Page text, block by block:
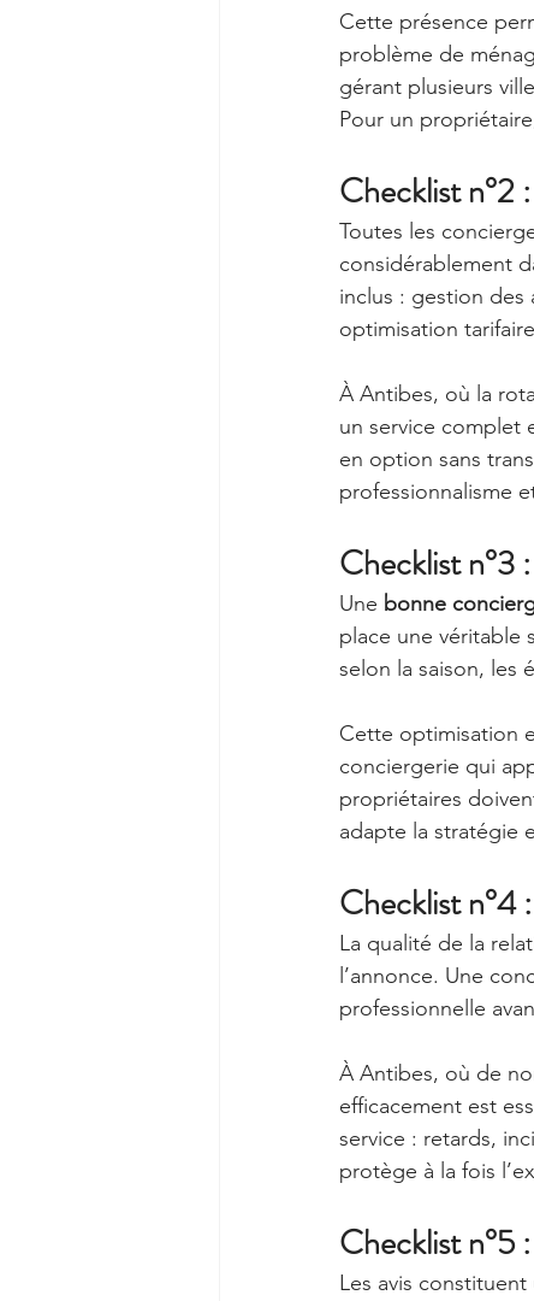
Cette présence
problème de
gérant plusieurs
Pour un
Checklist n°2
Toutes les
considérablement
inclus : gestion des
optimisation
À Antibes, où la
un service complet
en option sans
professionnalisme
Checklist n°3
Une bonne
place une véritable
selon la saison, les
Cette optimisation
conciergerie qui
propriétaires
adapte la stratégie
Checklist n°4
La qualité de la
l’annonce. Une
professionnelle
À Antibes, où de
efficacement est
service : retards,
protège à la fois
Checklist n°5
Les avis